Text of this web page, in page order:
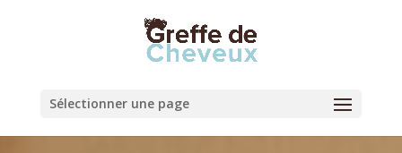
Sélectionner une page